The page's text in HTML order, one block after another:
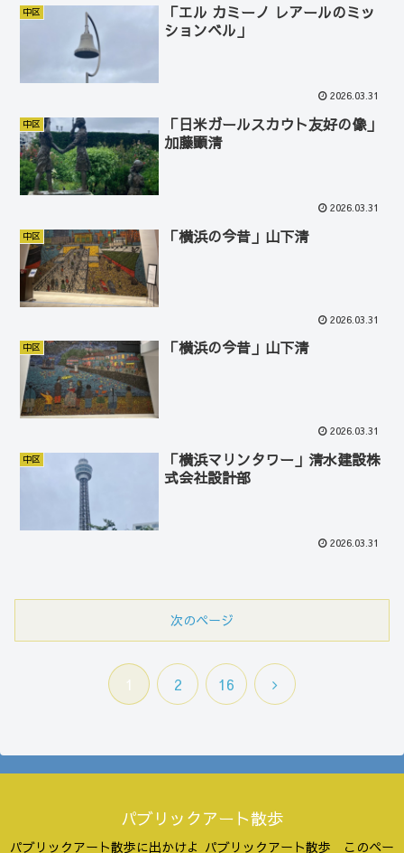
中区
「エル カミーノ レアールのミッ
ションベル」
2026.03.31
中区
「日米ガールスカウト友好の像」
加藤顕清
2026.03.31
中区 「横浜の今昔」山下清
2026.03.31
中区 「横浜の今昔」山下清
2026.03.31
中区
「横浜マリンタワー」清水建設株
式会社設計部
2026.03.31
次のページ
1 2 16
次
パブリックアート散歩
パブリックアート散歩に出かけよ パブリックアート散歩 このペー